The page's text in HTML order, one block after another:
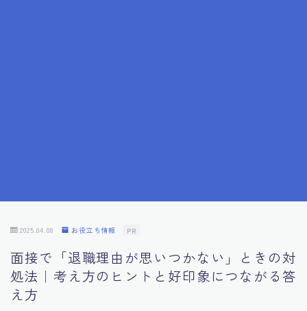
10.フィードバックを活用する方法
11.オンライン面接の成功への鍵
12.転職先企業の文化を深く理解する
2025.04.08 お役立ち情報 PR
面接で「退職理由が思いつかない」ときの対
処法｜考え方のヒントと好印象につながる答
え方